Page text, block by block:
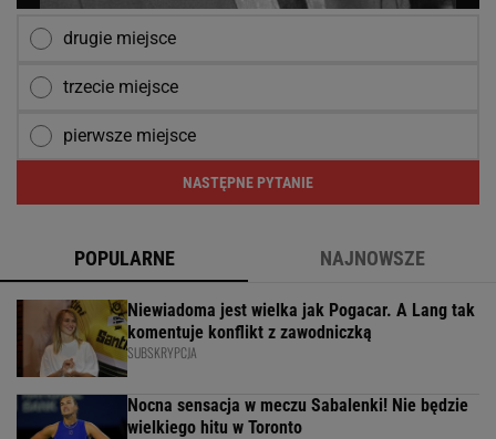
drugie miejsce
trzecie miejsce
pierwsze miejsce
NASTĘPNE PYTANIE
POPULARNE NAJNOWSZE
Niewiadoma jest wielka jak Pogacar. A Lang tak
komentuje konflikt z zawodniczką
SUBSKRYPCJA
Nocna sensacja w meczu Sabalenki! Nie będzie
wielkiego hitu w Toronto